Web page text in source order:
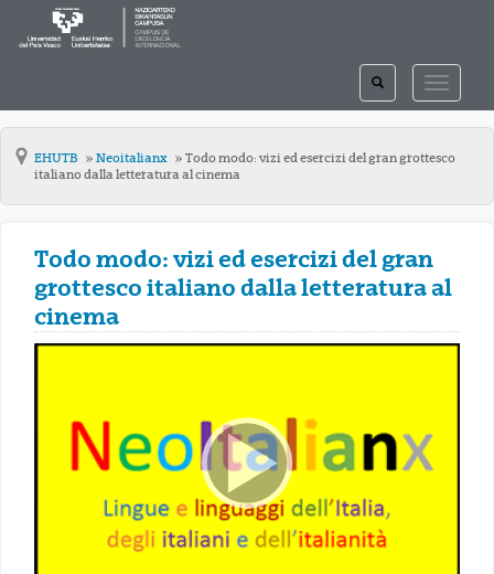
TOGGLE
TOGGLE
SEARCH
EHUTB Neoitalianx
Todo modo: vizi ed esercizi del gran grottesco
italiano dalla letteratura al cinema
Todo modo: vizi ed esercizi del gran
grottesco italiano dalla letteratura al
cinema